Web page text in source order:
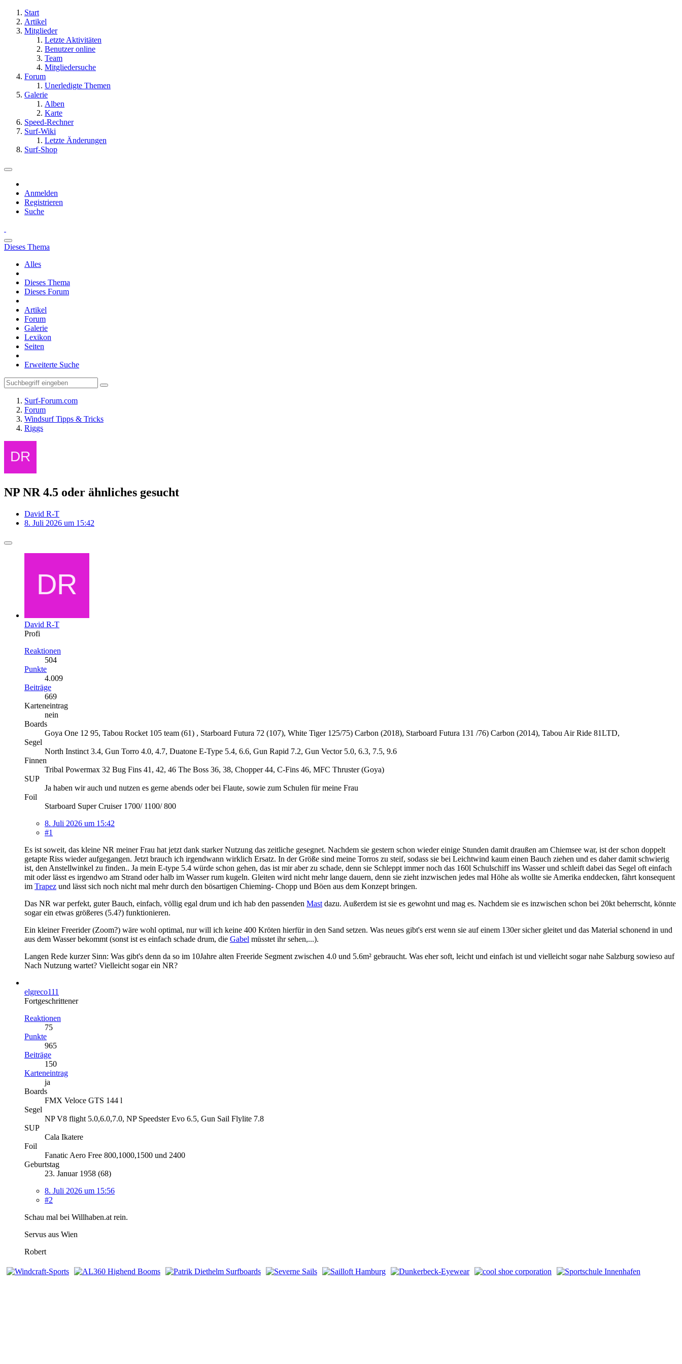
Start
Artikel
Mitglieder
Letzte Aktivitäten
Benutzer online
Team
Mitgliedersuche
Forum
Unerledigte Themen
Galerie
Alben
Karte
Speed-Rechner
Surf-Wiki
Letzte Änderungen
Surf-Shop
Anmelden
Registrieren
Suche
Dieses Thema
Alles
Dieses Thema
Dieses Forum
Artikel
Forum
Galerie
Lexikon
Seiten
Erweiterte Suche
Surf-Forum.com
Forum
Windsurf Tipps & Tricks
Riggs
NP NR 4.5 oder ähnliches gesucht
David R-T
8. Juli 2026 um 15:42
David R-T
Profi
Reaktionen
504
Punkte
4.009
Beiträge
669
Karteneintrag
nein
Boards
Goya One 12 95, Tabou Rocket 105 team (61) , Starboard Futura 72 (107), White Tiger 125/75) Carbon (2018), Starboard Futura 131 /76) Carbon (2014), Tabou Air Ride 81LTD,
Segel
North Instinct 3.4, Gun Torro 4.0, 4.7, Duatone E-Type 5.4, 6.6, Gun Rapid 7.2, Gun Vector 5.0, 6.3, 7.5, 9.6
Finnen
Tribal Powermax 32 Bug Fins 41, 42, 46 The Boss 36, 38, Chopper 44, C-Fins 46, MFC Thruster (Goya)
SUP
Ja haben wir auch und nutzen es gerne abends oder bei Flaute, sowie zum Schulen für meine Frau
Foil
Starboard Super Cruiser 1700/ 1100/ 800
8. Juli 2026 um 15:42
#1
Es ist soweit, das kleine NR meiner Frau hat jetzt dank starker Nutzung das zeitliche gesegnet. Nachdem sie gestern schon wieder einige Stunden damit draußen am Chiemsee war, ist der schon doppelt
getapte Riss wieder aufgegangen. Jetzt brauch ich irgendwann wirklich Ersatz. In der Größe sind meine Torros zu steif, sodass sie bei Leichtwind kaum einen Bauch ziehen und es daher damit schwierig
ist, den Anstellwinkel zu finden.. Ja mein E-type 5.4 würde schon gehen, das ist mir aber zu schade, denn sie Schleppt immer noch das 160l Schulschiff ins Wasser und schleift dabei das Segel oft einfach
mit oder lässt es irgendwo am Strand oder halb im Wasser rum kugeln. Gleiten wird nicht mehr lange dauern, denn sie zieht inzwischen jedes mal Höhe als wollte sie Amerika enddecken, fährt konsequent
im Trapez und lässt sich noch nicht mal mehr durch den bösartigen Chieming- Chopp und Böen aus dem Konzept bringen.
Das NR war perfekt, guter Bauch, einfach, völlig egal drum und ich hab den passenden Mast dazu. Außerdem ist sie es gewohnt und mag es. Nachdem sie es inzwischen schon bei 20kt beherrscht, könnte
sogar ein etwas größeres (5.4?) funktionieren.
Ein kleiner Freerider (Zoom?) wäre wohl optimal, nur will ich keine 400 Kröten hierfür in den Sand setzen. Was neues gibt's erst wenn sie auf einem 130er sicher gleitet und das Material schonend in und
aus dem Wasser bekommt (sonst ist es einfach schade drum, die Gabel müsstet ihr sehen,...).
Langen Rede kurzer Sinn: Was gibt's denn da so im 10Jahre alten Freeride Segment zwischen 4.0 und 5.6m² gebraucht. Was eher soft, leicht und einfach ist und vielleicht sogar nahe Salzburg sowieso auf
Nach Nutzung wartet? Vielleicht sogar ein NR?
elgreco111
Fortgeschrittener
Reaktionen
75
Punkte
965
Beiträge
150
Karteneintrag
ja
Boards
FMX Veloce GTS 144 l
Segel
NP V8 flight 5.0,6.0,7.0, NP Speedster Evo 6.5, Gun Sail Flylite 7.8
SUP
Cala Ikatere
Foil
Fanatic Aero Free 800,1000,1500 und 2400
Geburtstag
23. Januar 1958 (68)
8. Juli 2026 um 15:56
#2
Schau mal bei Willhaben.at rein.
Servus aus Wien
Robert